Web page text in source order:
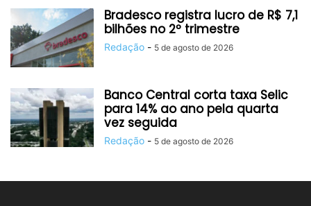
Bradesco registra lucro de R$ 7,1
bilhões no 2º trimestre
Redação - 5 de agosto de 2026
Banco Central corta taxa Selic
para 14% ao ano pela quarta
vez seguida
Redação - 5 de agosto de 2026